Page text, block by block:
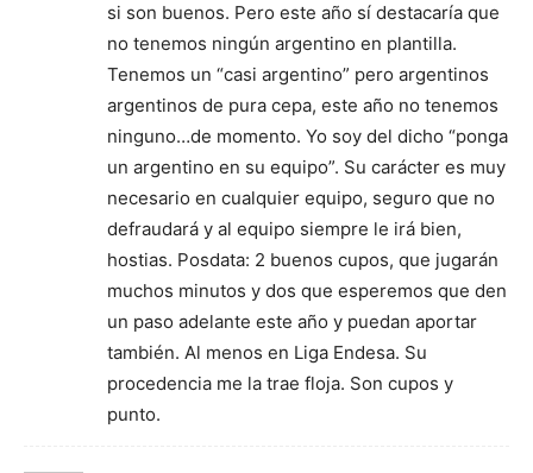
si son buenos. Pero este año sí destacaría que
no tenemos ningún argentino en plantilla.
Tenemos un “casi argentino” pero argentinos
argentinos de pura cepa, este año no tenemos
ninguno…de momento. Yo soy del dicho “ponga
un argentino en su equipo”. Su carácter es muy
necesario en cualquier equipo, seguro que no
defraudará y al equipo siempre le irá bien,
hostias. Posdata: 2 buenos cupos, que jugarán
muchos minutos y dos que esperemos que den
un paso adelante este año y puedan aportar
también. Al menos en Liga Endesa. Su
procedencia me la trae floja. Son cupos y
punto.